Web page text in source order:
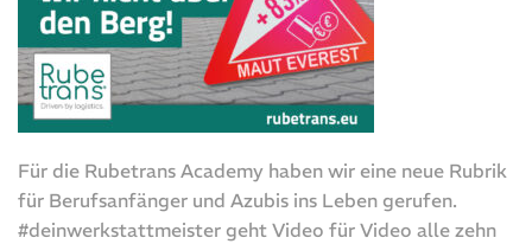
Für die Rubetrans Academy haben wir eine neue Rubrik
für Berufsanfänger und Azubis ins Leben gerufen.
#deinwerkstattmeister geht Video für Video alle zehn